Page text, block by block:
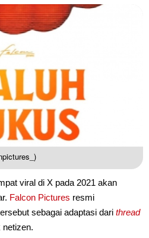
viral di X pada 2021 akan
Falcon Pictures resmi
sebagai adaptasi dari thread
netizen.